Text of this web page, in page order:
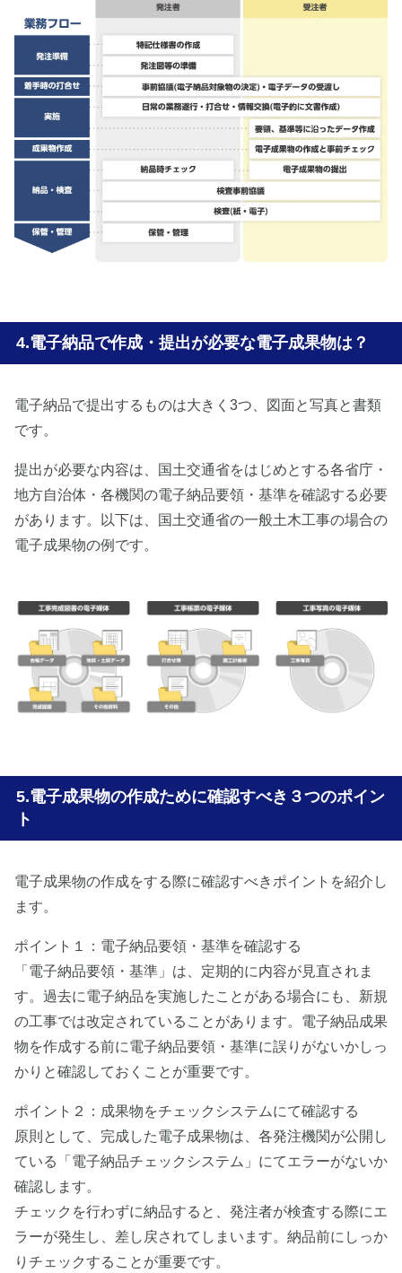
電子納品で作成・提出が必要な電子成果物は？
電子納品で提出するものは大きく3つ、図面と写真と書類
です。
提出が必要な内容は、国土交通省をはじめとする各省庁・
地方自治体・各機関の電子納品要領・基準を確認する必要
があります。以下は、国土交通省の一般土木工事の場合の
電子成果物の例です。
電子成果物の作成ために確認すべき３つのポイン
ト
電子成果物の作成をする際に確認すべきポイントを紹介し
ます。
ポイント１：電子納品要領・基準を確認する
「電子納品要領・基準」は、定期的に内容が見直されま
す。過去に電子納品を実施したことがある場合にも、新規
の工事では改定されていることがあります。電子納品成果
物を作成する前に電子納品要領・基準に誤りがないかしっ
かりと確認しておくことが重要です。
ポイント２：成果物をチェックシステムにて確認する
原則として、完成した電子成果物は、各発注機関が公開し
ている「電子納品チェックシステム」にてエラーがないか
確認します。
チェックを行わずに納品すると、発注者が検査する際にエ
ラーが発生し、差し戻されてしまいます。納品前にしっか
りチェックすることが重要です。